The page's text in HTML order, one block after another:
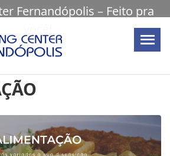
Fernandópolis – Feito pra